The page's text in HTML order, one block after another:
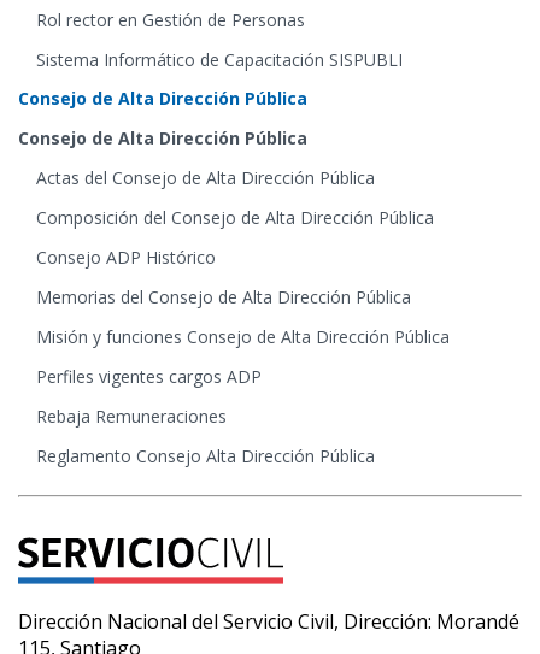
Rol rector en Gestión de Personas
Sistema Informático de Capacitación SISPUBLI
Consejo de Alta Dirección Pública
Consejo de Alta Dirección Pública
Actas del Consejo de Alta Dirección Pública
Composición del Consejo de Alta Dirección Pública
Consejo ADP Histórico
Memorias del Consejo de Alta Dirección Pública
Misión y funciones Consejo de Alta Dirección Pública
Perfiles vigentes cargos ADP
Rebaja Remuneraciones
Reglamento Consejo Alta Dirección Pública
Dirección Nacional del Servicio Civil, Dirección: Morandé
115, Santiago